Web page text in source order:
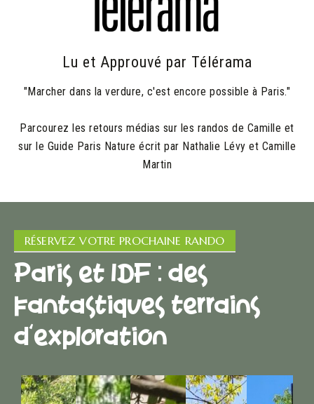
Lu et Approuvé par Télérama
"Marcher dans la verdure, c'est encore possible à Paris."
Parcourez les retours médias sur les randos de Camille et
sur le Guide Paris Nature écrit par Nathalie Lévy et Camille
Martin
RÉSERVEZ VOTRE PROCHAINE RANDO
Paris et IDF : des
fantastiques terrains
d'exploration